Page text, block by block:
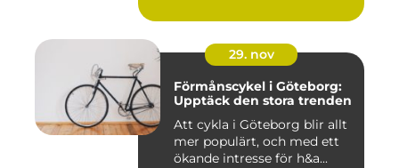
29. nov
Förmånscykel i Göteborg:
Upptäck den stora trenden
Att cykla i Göteborg blir allt
mer populärt, och med ett
ökande intresse för h&a...